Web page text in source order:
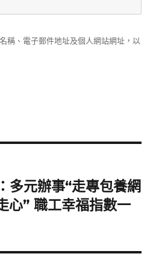
稱、電子郵件地址及個人網站網址，以
多元辦事“走專包養網
心” 職工幸福指數一